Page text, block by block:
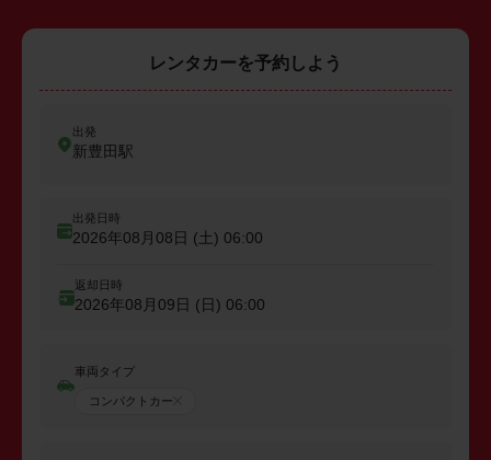
レンタカーを予約しよう
出発
新豊田駅
出発日時
2026年08月08日 (土) 06:00
返却日時
2026年08月09日 (日) 06:00
車両タイプ
コンパクトカー